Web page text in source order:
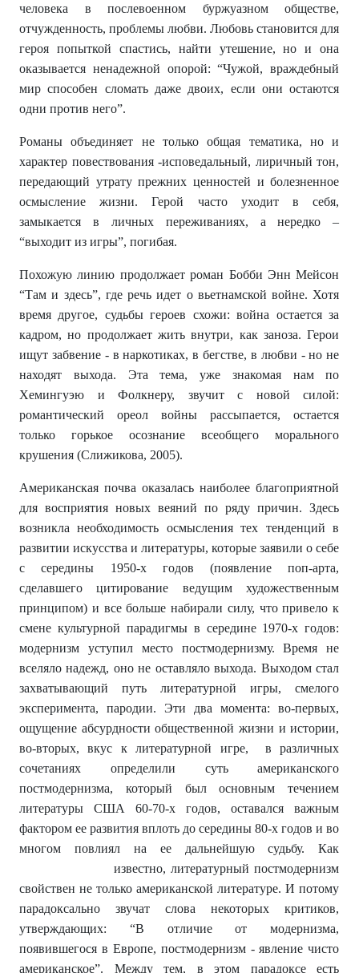
человека в послевоенном буржуазном обществе,
отчужденность, проблемы любви. Любовь становится для
героя попыткой спастись, найти утешение, но и она
оказывается ненадежной опорой: “Чужой, враждебный
мир способен сломать даже двоих, если они остаются
одни против него”.
Романы объединяет не только общая тематика, но и
характер повествования -исповедальный, лиричный тон,
передающий утрату прежних ценностей и болезненное
осмысление жизни. Герой часто уходит в себя,
замыкается в личных переживаниях, а нередко –
“выходит из игры”, погибая.
Похожую линию продолжает роман Бобби Энн Мейсон
“Там и здесь”, где речь идет о вьетнамской войне. Хотя
время другое, судьбы героев схожи: война остается за
кадром, но продолжает жить внутри, как заноза. Герои
ищут забвение - в наркотиках, в бегстве, в любви - но не
находят выхода. Эта тема, уже знакомая нам по
Хемингуэю и Фолкнеру, звучит с новой силой:
романтический ореол войны рассыпается, остается
только горькое осознание всеобщего морального
крушения (Слижикова, 2005).
Американская почва оказалась наиболее благоприятной
для восприятия новых веяний по ряду причин. Здесь
возникла необходимость осмысления тех тенденций в
развитии искусства и литературы, которые заявили о себе
с середины 1950-х годов (появление поп-арта,
сделавшего цитирование ведущим художественным
принципом) и все больше набирали силу, что привело к
смене культурной парадигмы в середине 1970-х годов:
модернизм уступил место постмодернизму. Время не
вселяло надежд, оно не оставляло выхода. Выходом стал
захватывающий путь литературной игры, смелого
эксперимента, пародии. Эти два момента: во-первых,
ощущение абсурдности общественной жизни и истории,
во-вторых, вкус к литературной игре, в различных
сочетаниях определили суть американского
постмодернизма, который был основным течением
литературы США 60-70-х годов, оставался важным
фактором ее развития вплоть до середины 80-х годов и во
многом повлиял на ее дальнейшую судьбу. Как
известно, литературный постмодернизм
свойствен не только американской литературе. И потому
парадоксально звучат слова некоторых критиков,
утверждающих: “В отличие от модернизма,
появившегося в Европе, постмодернизм - явление чисто
американское”. Между тем, в этом парадоксе есть